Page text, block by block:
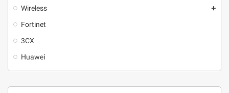
Wireless
add
Fortinet
3CX
Huawei